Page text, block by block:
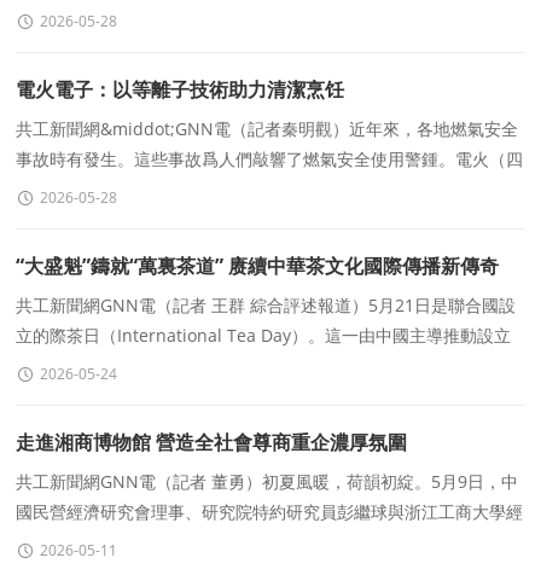
效空間、賦能産業升級、培育發展新動能的關鍵路徑
2026-05-28
電火電子：以等離子技術助力清潔烹饪
共工新聞網&middot;GNN電（記者秦明觀）近年來，各地燃氣安全
事故時有發生。這些事故爲人們敲響了燃氣安全使用警鍾。電火（四
川）電子科技有限公司推出系列電火竈，緻力于消除燃氣安全
2026-05-28
“大盛魁”鑄就“萬裏茶道” 赓續中華茶文化國際傳播新傳奇
共工新聞網GNN電（記者 王群 綜合評述報道）5月21日是聯合國設
立的際茶日（International Tea Day）。這一由中國主導推動設立
的國際性節日，不僅彰顯了中國
2026-05-24
走進湘商博物館 營造全社會尊商重企濃厚氛圍
共工新聞網GNN電（記者 董勇）初夏風暖，荷韻初綻。5月9日，中
國民營經濟研究會理事、研究院特約研究員彭繼球與浙江工商大學經
濟學教授、浙商研究院研究員王國安一行，專程赴
2026-05-11